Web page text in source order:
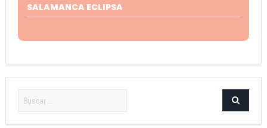
SALAMANCA ECLIPSA